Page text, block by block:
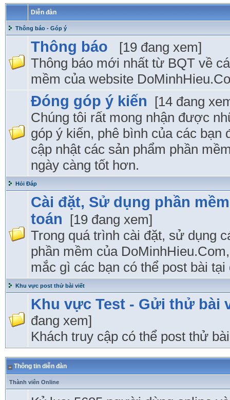
Diễn đàn
Thông báo - Góp ý
Thông báo [19 đang xem]
Thông báo mới nhất từ BQT về
mềm của website
Đóng góp ý kiến [14 đang
Chúng tôi rất mong nhận được
góp ý kiến, phê bình của các bạn
cập nhật các sản phẩm phần
ngày càng tốt hơn.
Hỏi Đáp
Cài đặt, Sử dụng phần
toán
[19 đang xem]
Trong quá trình cài đặt, sử dụng
phần mềm của
mắc gì các bạn có thể post bài tại
Khu vực post thử bài viết
Khu vực Test - Gửi thử bài
đang xem]
Khách truy cập có thể post thử
Thông tin diễn đàn
Thành viên Online